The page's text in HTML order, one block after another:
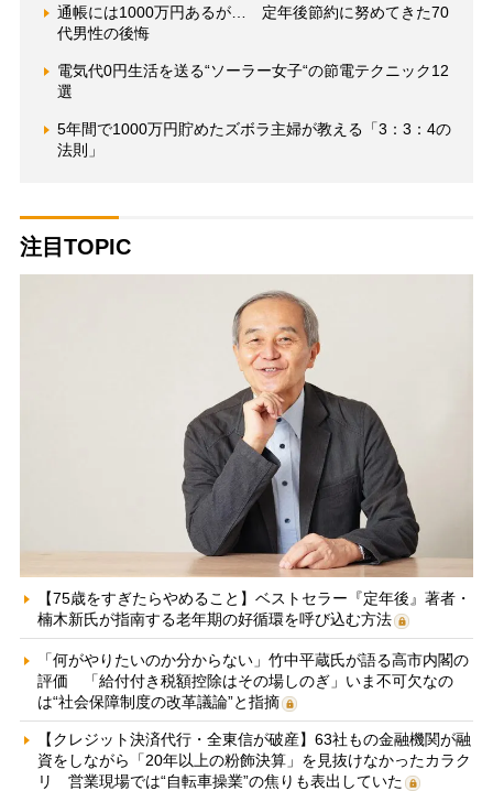
通帳には1000万円あるが… 定年後節約に努めてきた70
代男性の後悔
電気代0円生活を送る“ソーラー女子“の節電テクニック12
選
5年間で1000万円貯めたズボラ主婦が教える「3：3：4の
法則」
注目TOPIC
【75歳をすぎたらやめること】ベストセラー『定年後』著者・
楠木新氏が指南する老年期の好循環を呼び込む方法
「何がやりたいのか分からない」竹中平蔵氏が語る高市内閣の
評価 「給付付き税額控除はその場しのぎ」いま不可欠なの
は“社会保障制度の改革議論”と指摘
【クレジット決済代行・全東信が破産】63社もの金融機関が融
資をしながら「20年以上の粉飾決算」を見抜けなかったカラク
リ 営業現場では“自転車操業”の焦りも表出していた